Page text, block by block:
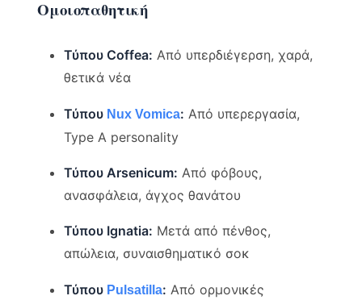
Ομοιοπαθητική
Τύπου Coffea: Από υπερδιέγερση, χαρά,
θετικά νέα
Τύπου Nux Vomica: Από υπερεργασία,
Type A personality
Τύπου Arsenicum: Από φόβους,
ανασφάλεια, άγχος θανάτου
Τύπου Ignatia: Μετά από πένθος,
απώλεια, συναισθηματικό σοκ
Τύπου Pulsatilla: Από ορμονικές